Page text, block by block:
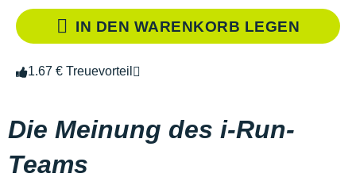
IN DEN WARENKORB LEGEN
1.67 € Treuevorteil
Die Meinung des i-Run-
Teams